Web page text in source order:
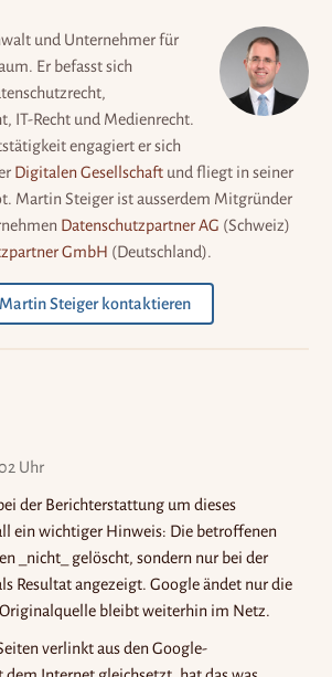
und Unternehmer für
Er befasst sich
IT-Recht und Medienrecht.
engagiert er sich
Digitalen Gesellschaft und fliegt in seiner
Martin Steiger ist ausserdem Mitgründer
Datenschutzpartner AG (Schweiz)
GmbH (Deutschland).
Steiger kontaktieren
Uhr
der Berichterstattung um dieses
ein wichtiger Hinweis: Die betroffenen
_nicht_ gelöscht, sondern nur bei der
Resultat angezeigt. Google ändet nur die
bleibt weiterhin im Netz.
verlinkt aus den Google-